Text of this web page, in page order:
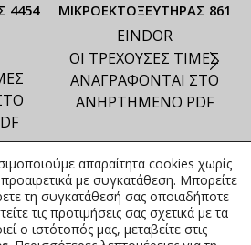
4454
ΜΙΚΡΟΕΚΤΟΞΕΥΤΗΡΑΣ 861
EINDOR
ΟΙ ΤΡΕΧΟΥΣΕΣ ΤΙΜΕΣ
ΑΝΑΓΡΑΦΟΝΤΑΙ ΣΤΟ
ΑΝΗΡΤΗΜΕΝΟ PDF
απαραίτητα cookies χωρίς
με συγκατάθεση. Μπορείτε
τη συγκατάθεσή σας οποιαδήποτε
τις προτιμήσεις σας σχετικά με τα
ο ιστότοπός μας, μεταβείτε στις